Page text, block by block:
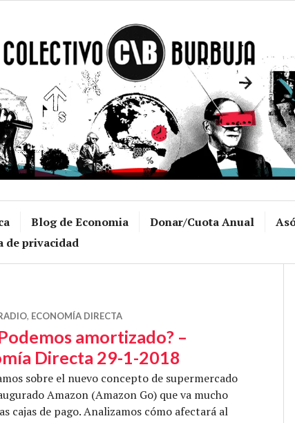
Blog de Economia Donar/Cuota Anual
de privacidad
, ECONOMÍA DIRECTA
amortizado? –
Directa 29-1-2018
sobre el nuevo concepto de supermercado
Amazon (Amazon Go) que va mucho
cajas de pago. Analizamos cómo afectará al